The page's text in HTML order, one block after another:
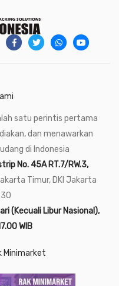
satu perintis pertama
dan menawarkan
di Indonesia
No. 45A RT.7/RW.3,
Timur, DKI Jakarta
(Kecuali Libur Nasional),
WIB
Minimarket